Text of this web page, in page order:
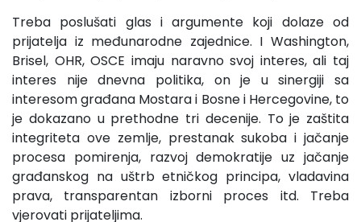
Treba poslušati glas i argumente koji dolaze od
prijatelja iz međunarodne zajednice. I Washington,
Brisel, OHR, OSCE imaju naravno svoj interes, ali taj
interes nije dnevna politika, on je u sinergiji sa
interesom građana Mostara i Bosne i Hercegovine, to
je dokazano u prethodne tri decenije. To je zaštita
integriteta ove zemlje, prestanak sukoba i jačanje
procesa pomirenja, razvoj demokratije uz jačanje
građanskog na uštrb etničkog principa, vladavina
prava, transparentan izborni proces itd. Treba
vjerovati prijateljima.